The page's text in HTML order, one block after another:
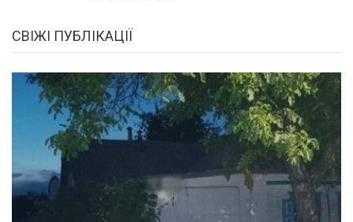
СВІЖІ ПУБЛІКАЦІЇ